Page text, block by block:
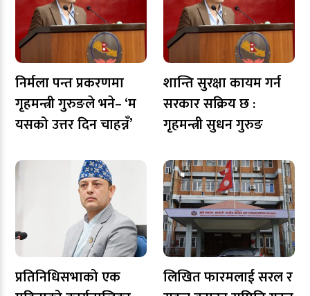
निर्मला पन्त प्रकरणमा
गृहमन्त्री गुरुङले भने– ‘म
यसको उत्तर दिन चाहन्नँ’
शान्ति सुरक्षा कायम गर्न
सरकार सक्रिय छ :
गृहमन्त्री सुधन गुरुङ
प्रतिनिधिसभाको एक
लिखित फारमलाई सरल र